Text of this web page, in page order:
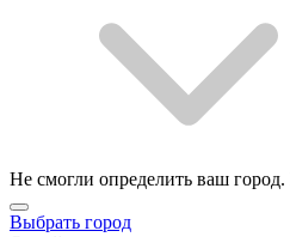
Не смогли определить ваш
Выбрать город